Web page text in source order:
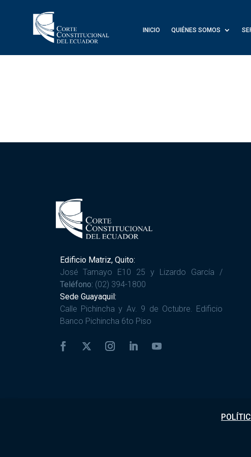
INICIO QUIÉNES SOMOS
Edificio Matriz, Quito:
José Tamayo E10 25 y Lizardo García /
Teléfono: (02) 394-1800
Sede Guayaquil:
Calle Pichincha y Av. 9 de Octubre. Edificio
Banco Pichincha 6to Piso